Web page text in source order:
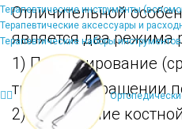
Терапевтические инструменты
Терапевтические аксессуары и
Терапевтические наборы инструментов
Отличительной
является два режима
1) Препарирование
ткани при вращении
2) Уплотнение